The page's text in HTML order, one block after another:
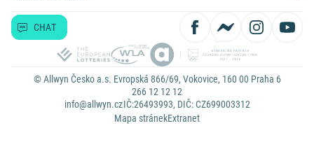
CHAT
© Allwyn Česko a.s. Evropská 866/69, Vokovice, 160 00 Praha 6
266 12 12 12
info@allwyn.czIČ:26493993, DIČ: CZ699003312
Mapa stránekExtranet